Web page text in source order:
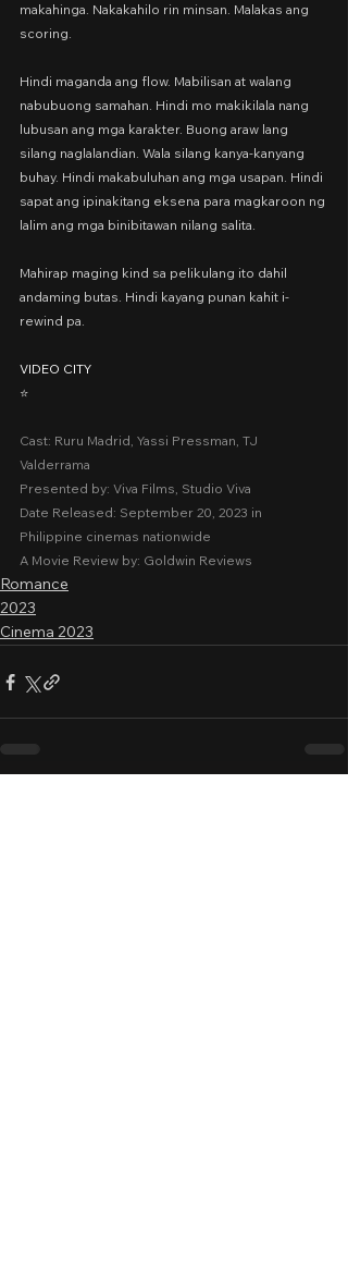
makahinga. Nakakahilo rin minsan. Malakas ang
scoring.
Hindi maganda ang flow. Mabilisan at walang
nabubuong samahan. Hindi mo makikilala nang
lubusan ang mga karakter. Buong araw lang
silang naglalandian. Wala silang kanya-kanyang
buhay. Hindi makabuluhan ang mga usapan. Hindi
sapat ang ipinakitang eksena para magkaroon ng
lalim ang mga binibitawan nilang salita.
Mahirap maging kind sa pelikulang ito dahil
andaming butas. Hindi kayang punan kahit i-
rewind pa.
VIDEO CITY
⭐️
Cast: Ruru Madrid, Yassi Pressman, TJ
Valderrama
Presented by: Viva Films, Studio Viva
Date Released: September 20, 2023 in
Philippine cinemas nationwide
A Movie Review by: Goldwin Reviews
Romance
2023
Cinema 2023